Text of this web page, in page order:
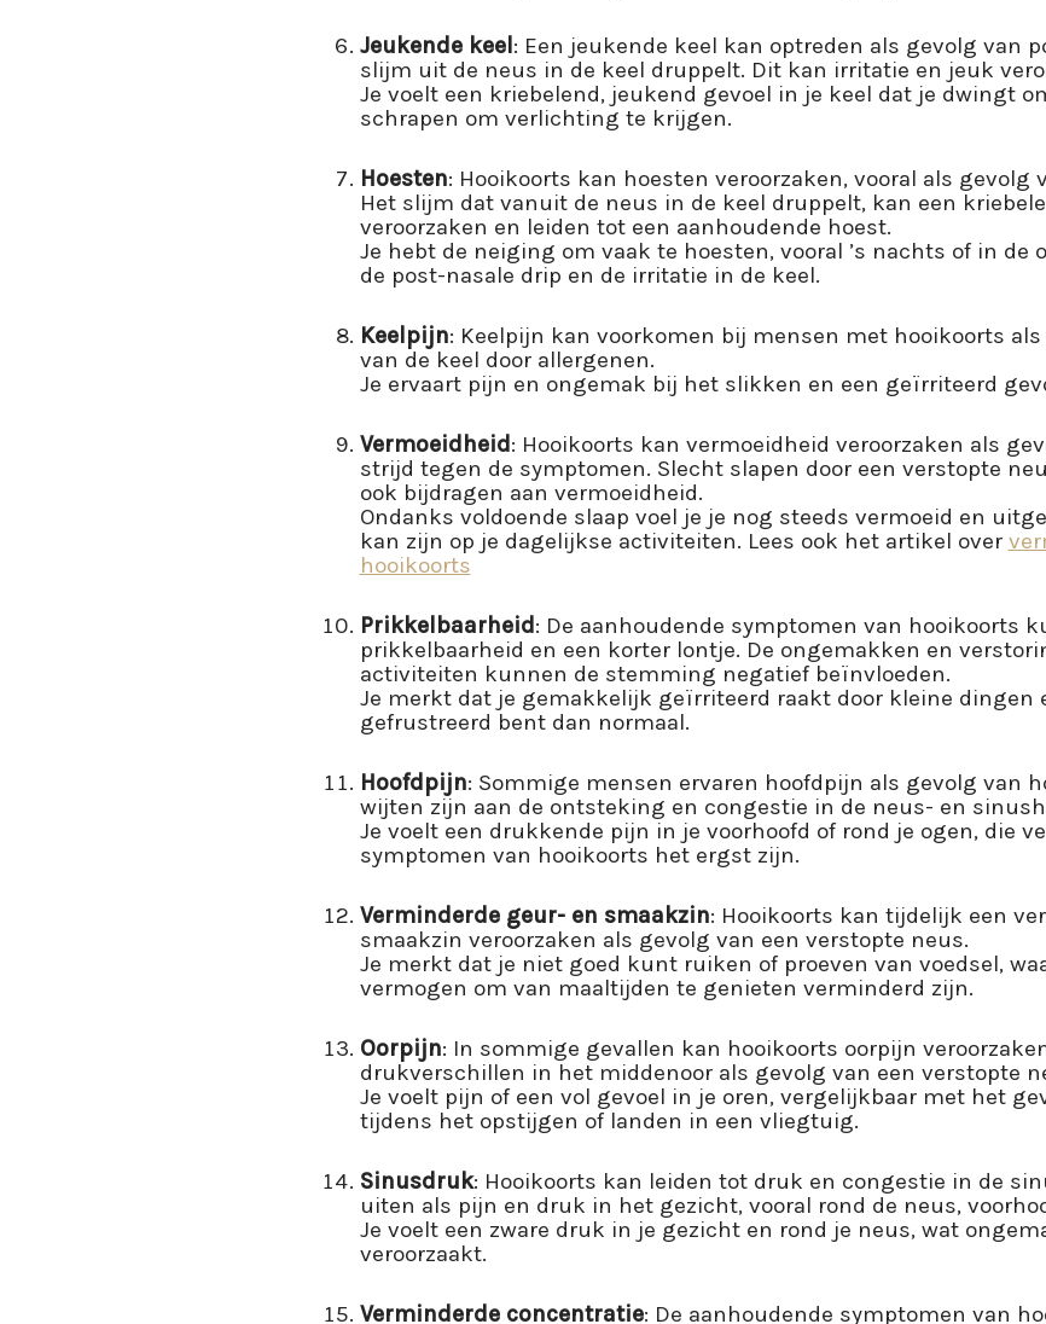
Jeukende keel : Een jeukende keel kan optreden als gevolg van
slijm uit de neus in de keel druppelt. Dit kan irritatie en jeuk
Je voelt een kriebelend, jeukend gevoel in je keel dat je dwingt
schrapen om verlichting te krijgen.
Hoesten: Hooikoorts kan hoesten veroorzaken, vooral als gevolg
Het slijm dat vanuit de neus in de keel druppelt, kan een
veroorzaken en leiden tot een aanhoudende hoest.
Je hebt de neiging om vaak te hoesten, vooral ’s nachts of in de
de post-nasale drip en de irritatie in de keel.
Keelpijn: Keelpijn kan voorkomen bij mensen met hooikoorts
van de keel door allergenen.
Je ervaart pijn en ongemak bij het slikken en een geïrriteerd
Vermoeidheid: Hooikoorts kan vermoeidheid veroorzaken als
strijd tegen de symptomen. Slecht slapen door een verstopte
ook bijdragen aan vermoeidheid.
Ondanks voldoende slaap voel je je nog steeds vermoeid en
kan zijn op je dagelijkse activiteiten. Lees ook het artikel over
hooikoorts
Prikkelbaarheid: De aanhoudende symptomen van hooikoorts
prikkelbaarheid en een korter lontje. De ongemakken en
activiteiten kunnen de stemming negatief beïnvloeden.
Je merkt dat je gemakkelijk geïrriteerd raakt door kleine dingen
gefrustreerd bent dan normaal.
Hoofdpijn: Sommige mensen ervaren hoofdpijn als gevolg van
wijten zijn aan de ontsteking en congestie in de neus- en
Je voelt een drukkende pijn in je voorhoofd of rond je ogen, die
symptomen van hooikoorts het ergst zijn.
Verminderde geur- en smaakzin: Hooikoorts kan tijdelijk een
smaakzin veroorzaken als gevolg van een verstopte neus.
Je merkt dat je niet goed kunt ruiken of proeven van voedsel,
vermogen om van maaltijden te genieten verminderd zijn.
Oorpijn: In sommige gevallen kan hooikoorts oorpijn
drukverschillen in het middenoor als gevolg van een verstopte
Je voelt pijn of een vol gevoel in je oren, vergelijkbaar met het
tijdens het opstijgen of landen in een vliegtuig.
Sinusdruk: Hooikoorts kan leiden tot druk en congestie in de
uiten als pijn en druk in het gezicht, vooral rond de neus,
Je voelt een zware druk in je gezicht en rond je neus, wat
veroorzaakt.
Verminderde concentratie: De aanhoudende symptomen van